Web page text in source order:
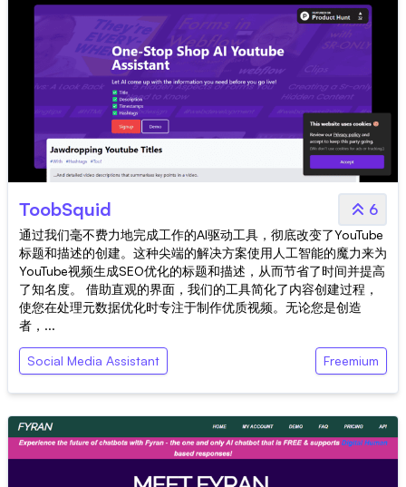
ToobSquid 6
通过我们毫不费力地完成工作的AI驱动工具，彻底改变了YouTube
标题和描述的创建。这种尖端的解决方案使用人工智能的魔力来为
YouTube视频生成SEO优化的标题和描述，从而节省了时间并提高
了知名度。 借助直观的界面，我们的工具简化了内容创建过程，
使您在处理元数据优化时专注于制作优质视频。无论您是创造
者，...
Social Media Assistant Freemium